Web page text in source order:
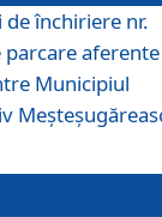
închiriere nr.
aferente
Municipiul